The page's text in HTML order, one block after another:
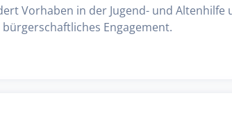
Vorhaben in der Jugend- und
Engagement.